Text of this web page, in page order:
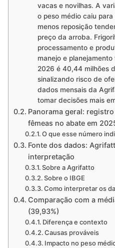
vacas e novilhas. A
o peso médio caiu
menos reposição
preço da arroba.
processamento e
manejo e
2026 é 40,44 milhões
sinalizando risco de
dados mensais da
tomar decisões mais
Panorama geral:
fêmeas no abate em
O que esse número
Fonte dos dados:
interpretação
Sobre a Agrifatto
Sobre o IBGE
Como interpretar os
Comparação com a
(39,93%)
Diferença e contexto
Causas prováveis
Impacto no peso